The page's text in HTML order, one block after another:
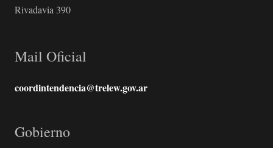
Rivadavia 390
Mail Oficial
coordintendencia@trelew.gov.ar
Gobierno